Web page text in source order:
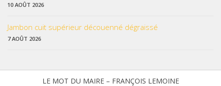
10 AOÛT 2026
Jambon cuit supérieur découenné dégraissé
7 AOÛT 2026
LE MOT DU MAIRE – FRANÇOIS LEMOINE